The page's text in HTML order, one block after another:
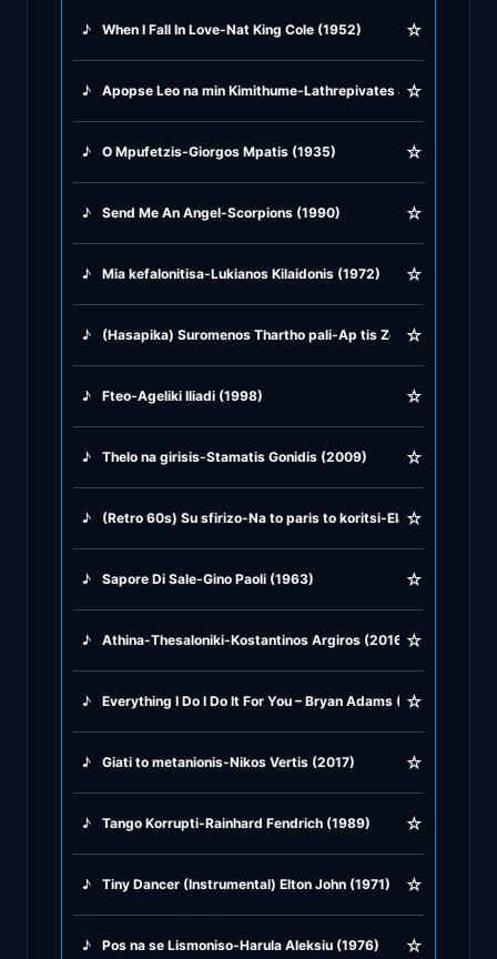
♪ When I Fall In Love-Nat King Cole (1952) ☆
♪ Apopse Leo na min Kimithume-Lathrepivates & Pantelis
☆
♪ O Mpufetzis-Giorgos Mpatis (1935) ☆
♪ Send Me An Angel-Scorpions (1990) ☆
♪ Mia kefalonitisa-Lukianos Kilaidonis (1972) ☆
♪ (Hasapika) Suromenos Thartho pali-Ap tis Zeas to limani-O
☆
♪ Fteo-Ageliki Iliadi (1998) ☆
♪ Thelo na girisis-Stamatis Gonidis (2009) ☆
♪ (Retro 60s) Su sfirizo-Na to paris to koritsi-Ela mu kopela
☆
♪ Sapore Di Sale-Gino Paoli (1963) ☆
♪ Athina-Thesaloniki-Kostantinos Argiros (2016)☆
♪ Everything I Do I Do It For You – Bryan Adams (1991)
☆
♪ Giati to metanionis-Nikos Vertis (2017) ☆
♪ Tango Korrupti-Rainhard Fendrich (1989) ☆
♪ Tiny Dancer (Instrumental) Elton John (1971) ☆
♪ Pos na se Lismoniso-Harula Aleksiu (1976) ☆
♪ Greek Traditional
♪ Greek Tsifteteli
♪ Greek Zeibekiko
♪ Instrumentals
♪ Jazz & Swing
♪ Latin Classics
♪ Pop & Dance
♪ Rock and Roll
♪ Rock Ballads
♪ Rock Music
♪ Tango, Bolero & Polka